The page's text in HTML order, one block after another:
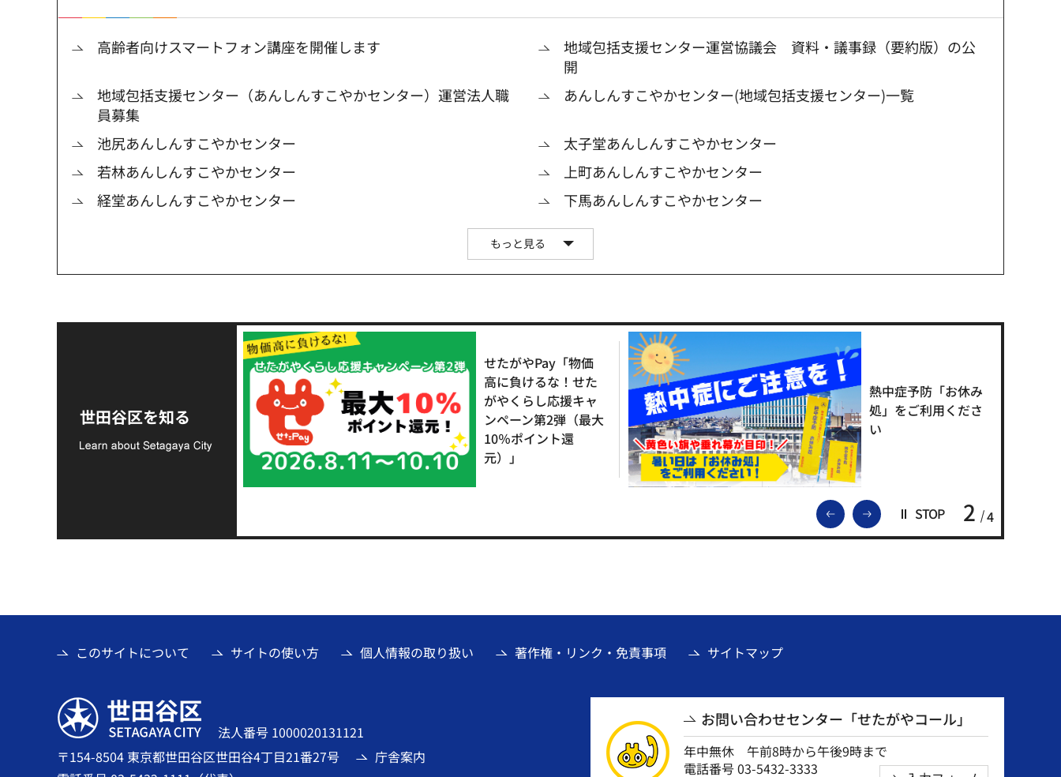
高齢者向けスマートフォン講座を開催します
地域包括支援センター運営協議会 資料・議事録（要約版）の公
開
地域包括支援センター（あんしんすこやかセンター）運営法人職
員募集
あんしんすこやかセンター(地域包括支援センター)一覧
池尻あんしんすこやかセンター
太子堂あんしんすこやかセンター
若林あんしんすこやかセンター
上町あんしんすこやかセンター
経堂あんしんすこやかセンター
下馬あんしんすこやかセンター
もっと見る
世田谷区を知る
前のスライドを表示
次のスライドを表示
STOP 2 4
支援金の募集につい
て
せたがやPay「物価
高に負けるな！せた
がやくらし応援キャ
ンペーン第2弾（最大
10％ポイント還
元）」
熱中症予防「お休み
処」をご利用くださ
い
このサイトについて サイトの使い方 個人情報の取り扱い 著作権・リンク・免責事項 サイトマップ
世田谷区
法人番号 1000020131121
〒154-8504 東京都世田谷区世田谷4丁目21番27号
庁舎案内
お問い合わせセンター「せたがやコール」
年中無休 午前8時から午後9時まで
電話番号 03-5432-3333